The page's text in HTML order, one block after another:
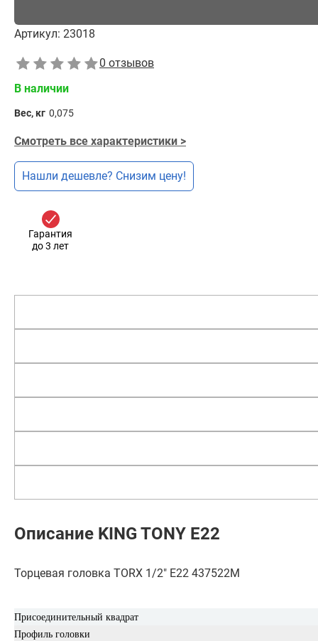
Артикул: 23018
0 отзывов
В наличии
Вес, кг 0,075
Смотреть все характеристики >
Нашли дешевле? Снизим цену!
Гарантия
до 3 лет
Описание KING TONY Е22
Торцевая головка TORX 1/2" Е22 437522M
Присоединительный квадрат
Профиль головки